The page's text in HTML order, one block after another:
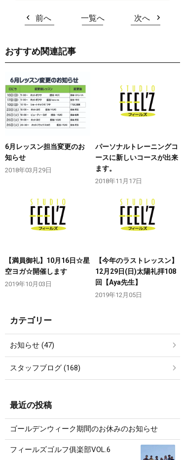
前へ 一覧へ 次へ
おすすめ関連記事
6月レッスン担当変更のお
知らせ
2018年03月29日
パーソナルトレーニングコ
ースに新しいコースが出来
ます。
2018年11月17日
【満員御礼】10月16日☆星
空ヨガ☆開催します
2019年10月03日
【今年のラストレッスン】
12月29日(日)太陽礼拝108
回【Aya先生】
2019年12月05日
カテゴリー
お知らせ (47)
スタッフブログ (168)
最近の投稿
ゴールデンウィーク期間のお休みのお知らせ
フィールズゴルフ俱楽部VOL.6